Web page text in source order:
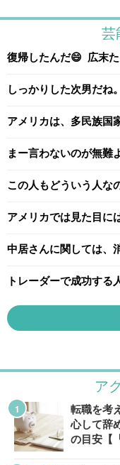
ア
転職を考
心して辞
の目安【